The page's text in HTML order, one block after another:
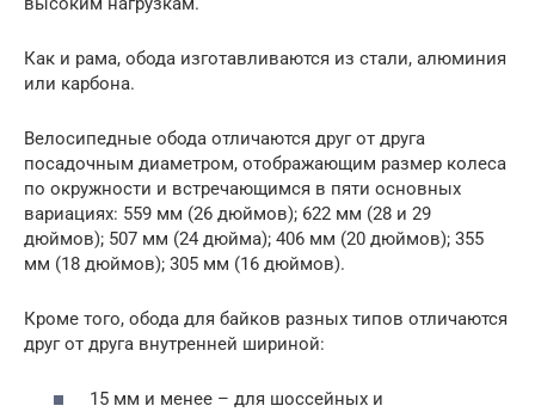
Как и рама, обода изготавливаются из стали, алюминия
или карбона.
Велосипедные обода отличаются друг от друга
посадочным диаметром, отображающим размер колеса
по окружности и встречающимся в пяти основных
вариациях: 559 мм (26 дюймов); 622 мм (28 и 29
дюймов); 507 мм (24 дюйма); 406 мм (20 дюймов); 355
мм (18 дюймов); 305 мм (16 дюймов).
Кроме того, обода для байков разных типов отличаются
друг от друга внутренней шириной:
15 мм и менее – для шоссейных и